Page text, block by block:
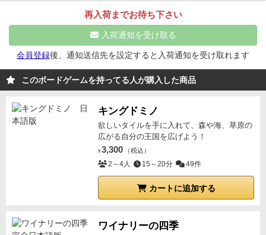
再入荷までお待ち下さい
入荷通知を受け取る
会員登録後、通知送信先を設定すると入荷通知を受け取れます
このボードゲームを持ってる人が購入した商品
キングドミノ
欲しいタイルを手に入れて、森や海、草原の
広がる自分の王国を広げよう！
¥ 3,300 （税込）
2～4人 15～20分 49件
カートに追加する
ワイナリーの四季